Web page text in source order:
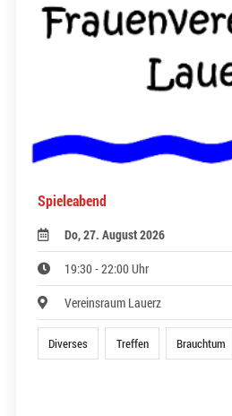
Spieleabend
Do, 27. August 2026
19:30 - 22:00 Uhr
Vereinsraum Lauerz
Diverses Treffen Brauchtum